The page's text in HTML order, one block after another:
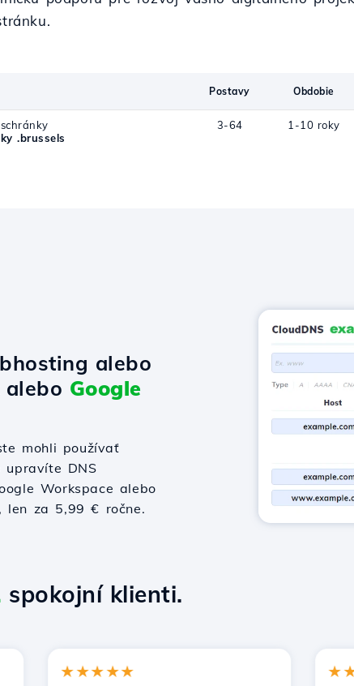
Postavy Obdobie
.brussels
3-64 1-10 roky
alebo
alebo Google
mohli používať
upravíte DNS
Workspace alebo
len za 5,99 € ročne.
spokojní klienti.
★★★★★